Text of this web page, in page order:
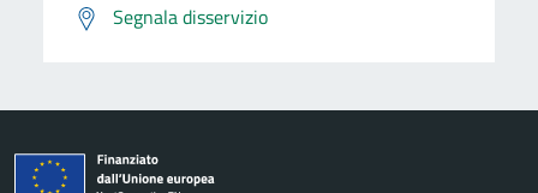
Segnala disservizio